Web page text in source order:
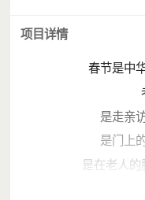
项目详情
春节是中
是走亲
是门上
是在老人
是那大